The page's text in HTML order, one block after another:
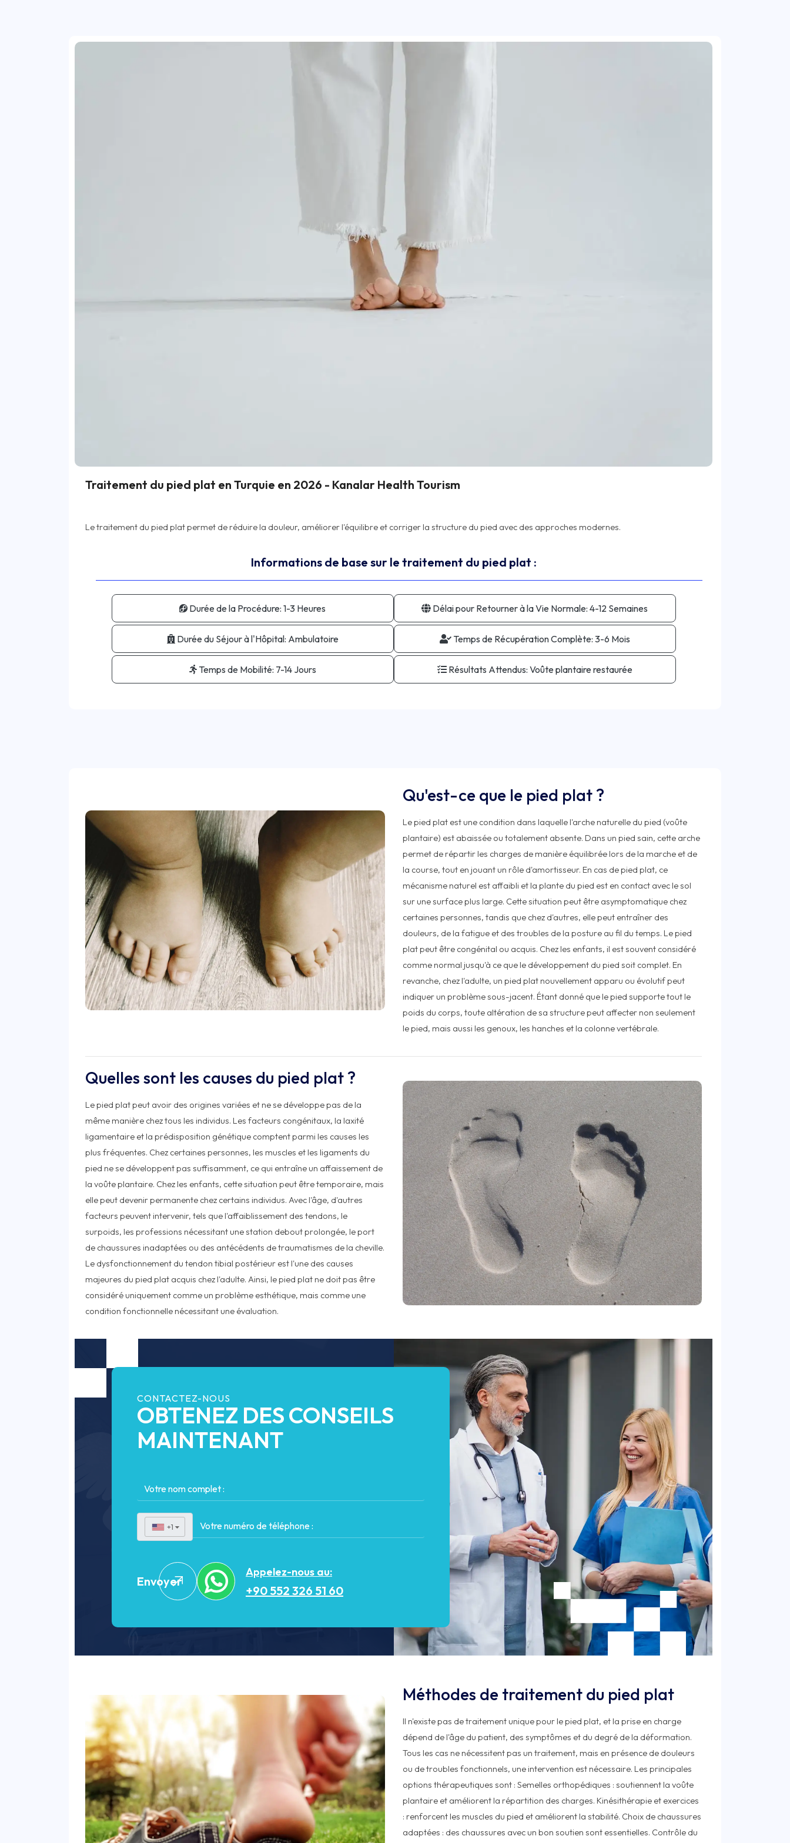
Traitement du pied plat en Turquie en 2026 - Kanalar Health Tourism
Informations de base sur le traitement du pied plat :
Durée de la Procédure: 1-3 Heures Délai pour Retourner à la Vie Normale: 4-12 Semaines
Durée du Séjour à l'Hôpital: Ambulatoire Temps de Récupération Complète: 3-6 Mois
Temps de Mobilité: 7-14 Jours Résultats Attendus: Voûte plantaire restaurée
Qu'est-ce que le pied plat ?
Le pied plat est une condition dans laquelle l'arche naturelle du pied (voûte
plantaire) est abaissée ou totalement absente. Dans un pied sain, cette arche
permet de répartir les charges de manière équilibrée lors de la marche et de
la course, tout en jouant un rôle d'amortisseur. En cas de pied plat, ce
mécanisme naturel est affaibli et la plante du pied est en contact avec le sol
sur une surface plus large. Cette situation peut être asymptomatique chez
certaines personnes, tandis que chez d'autres, elle peut entraîner des
douleurs, de la fatigue et des troubles de la posture au fil du temps. Le pied
plat peut être congénital ou acquis. Chez les enfants, il est souvent considéré
comme normal jusqu'à ce que le développement du pied soit complet. En
revanche, chez l'adulte, un pied plat nouvellement apparu ou évolutif peut
indiquer un problème sous-jacent. Étant donné que le pied supporte tout le
poids du corps, toute altération de sa structure peut affecter non seulement
le pied, mais aussi les genoux, les hanches et la colonne vertébrale.
Quelles sont les causes du pied plat ?
Le pied plat peut avoir des origines variées et ne se développe pas de la
même manière chez tous les individus. Les facteurs congénitaux, la laxité
ligamentaire et la prédisposition génétique comptent parmi les causes les
plus fréquentes. Chez certaines personnes, les muscles et les ligaments du
pied ne se développent pas suffisamment, ce qui entraîne un affaissement de
la voûte plantaire. Chez les enfants, cette situation peut être temporaire, mais
elle peut devenir permanente chez certains individus. Avec l'âge, d'autres
facteurs peuvent intervenir, tels que l'affaiblissement des tendons, le
surpoids, les professions nécessitant une station debout prolongée, le port
de chaussures inadaptées ou des antécédents de traumatismes de la cheville.
Le dysfonctionnement du tendon tibial postérieur est l'une des causes
majeures du pied plat acquis chez l'adulte. Ainsi, le pied plat ne doit pas être
considéré uniquement comme un problème esthétique, mais comme une
condition fonctionnelle nécessitant une évaluation.
CONTACTEZ-NOUS
OBTENEZ DES CONSEILS
MAINTENANT
+1 ▼
Envoyer
Appelez-nous au:
+90 552 326 51 60
Méthodes de traitement du pied plat
Il n'existe pas de traitement unique pour le pied plat, et la prise en charge
dépend de l'âge du patient, des symptômes et du degré de la déformation.
Tous les cas ne nécessitent pas un traitement, mais en présence de douleurs
ou de troubles fonctionnels, une intervention est nécessaire. Les principales
options thérapeutiques sont : Semelles orthopédiques : soutiennent la voûte
plantaire et améliorent la répartition des charges. Kinésithérapie et exercices
: renforcent les muscles du pied et améliorent la stabilité. Choix de chaussures
adaptées : des chaussures avec un bon soutien sont essentielles. Contrôle du